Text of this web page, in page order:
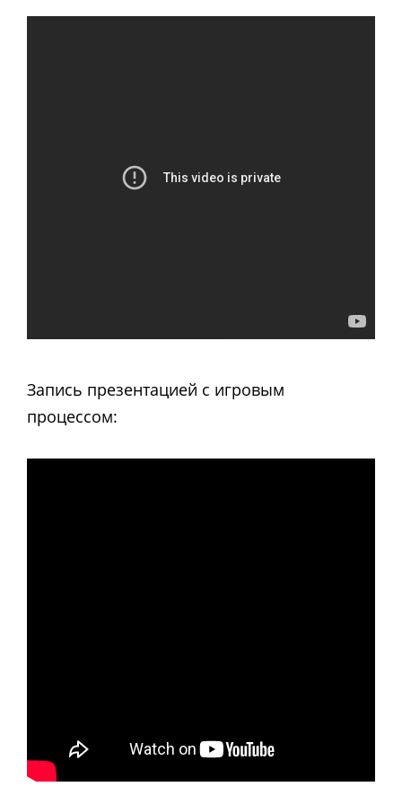
Запись презентацией с игровым
процессом: